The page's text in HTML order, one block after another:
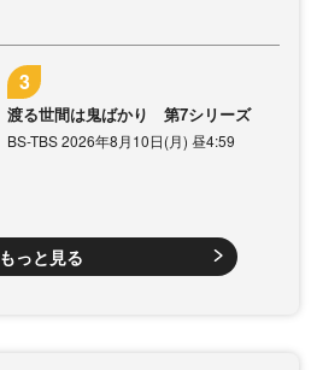
渡る世間は鬼ばかり 第7シリーズ
BS-TBS 2026年8月10日(月) 昼4:59
もっと見る